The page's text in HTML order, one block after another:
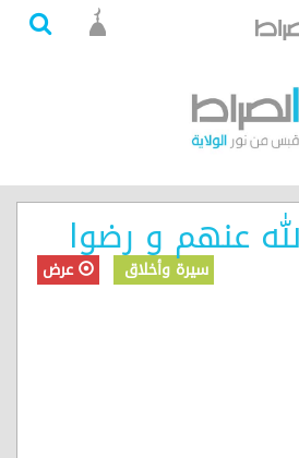
عنهم و رضوا
سيرة وأخلاق عرض